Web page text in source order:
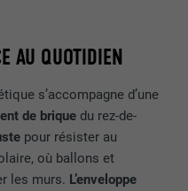
AU QUOTIDIEN
s’accompagne d’une
de brique du rez-de-
pour résister au
où ballons et
les murs. L’enveloppe